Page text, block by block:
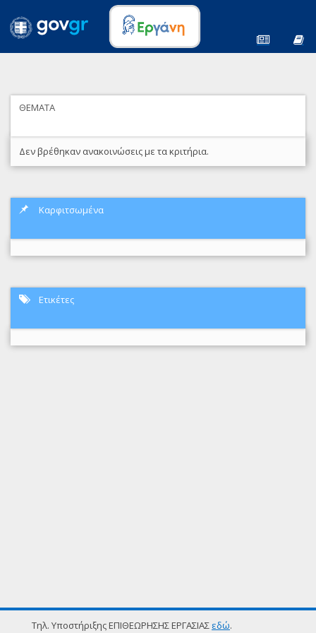
ΘΕΜΑΤΑ
Δεν βρέθηκαν ανακοινώσεις με τα κριτήρια.
Καρφιτσωμένα
Ετικέτες
Τηλ. Υποστήριξης ΕΠΙΘΕΩΡΗΣΗΣ ΕΡΓΑΣΙΑΣ εδώ.